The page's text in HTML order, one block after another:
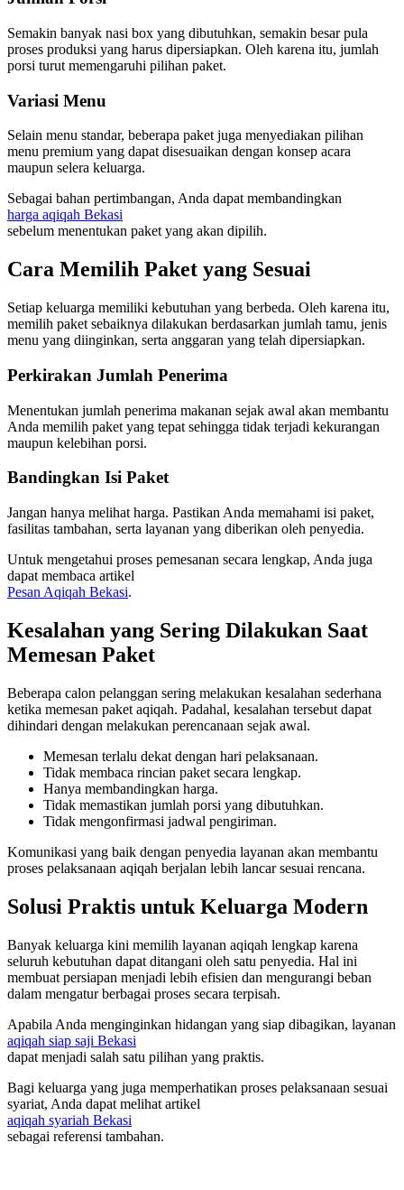
Semakin banyak nasi box yang dibutuhkan, semakin besar pula
proses produksi yang harus dipersiapkan. Oleh karena itu, jumlah
porsi turut memengaruhi pilihan paket.
Variasi Menu
Selain menu standar, beberapa paket juga menyediakan pilihan
menu premium yang dapat disesuaikan dengan konsep acara
maupun selera keluarga.
Sebagai bahan pertimbangan, Anda dapat membandingkan
harga aqiqah Bekasi
sebelum menentukan paket yang akan dipilih.
Cara Memilih Paket yang Sesuai
Setiap keluarga memiliki kebutuhan yang berbeda. Oleh karena itu,
memilih paket sebaiknya dilakukan berdasarkan jumlah tamu, jenis
menu yang diinginkan, serta anggaran yang telah dipersiapkan.
Perkirakan Jumlah Penerima
Menentukan jumlah penerima makanan sejak awal akan membantu
Anda memilih paket yang tepat sehingga tidak terjadi kekurangan
maupun kelebihan porsi.
Bandingkan Isi Paket
Jangan hanya melihat harga. Pastikan Anda memahami isi paket,
fasilitas tambahan, serta layanan yang diberikan oleh penyedia.
Untuk mengetahui proses pemesanan secara lengkap, Anda juga
dapat membaca artikel
Pesan Aqiqah Bekasi.
Kesalahan yang Sering Dilakukan Saat
Memesan Paket
Beberapa calon pelanggan sering melakukan kesalahan sederhana
ketika memesan paket aqiqah. Padahal, kesalahan tersebut dapat
dihindari dengan melakukan perencanaan sejak awal.
Memesan terlalu dekat dengan hari pelaksanaan.
Tidak membaca rincian paket secara lengkap.
Hanya membandingkan harga.
Tidak memastikan jumlah porsi yang dibutuhkan.
Tidak mengonfirmasi jadwal pengiriman.
Komunikasi yang baik dengan penyedia layanan akan membantu
proses pelaksanaan aqiqah berjalan lebih lancar sesuai rencana.
Solusi Praktis untuk Keluarga Modern
Banyak keluarga kini memilih layanan aqiqah lengkap karena
seluruh kebutuhan dapat ditangani oleh satu penyedia. Hal ini
membuat persiapan menjadi lebih efisien dan mengurangi beban
dalam mengatur berbagai proses secara terpisah.
Apabila Anda menginginkan hidangan yang siap dibagikan, layanan
aqiqah siap saji Bekasi
dapat menjadi salah satu pilihan yang praktis.
Bagi keluarga yang juga memperhatikan proses pelaksanaan sesuai
syariat, Anda dapat melihat artikel
aqiqah syariah Bekasi
sebagai referensi tambahan.